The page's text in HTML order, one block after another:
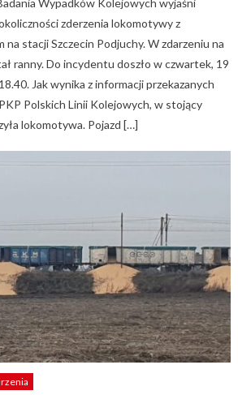
zderzenia lokomotywy z
stacji Szczecin Podjuchy. W zdarzeniu na
ranny. Do incydentu doszło w czwartek, 19
Jak wynika z informacji przekazanych
Polskich Linii Kolejowych, w stojący
lokomotywa. Pojazd […]